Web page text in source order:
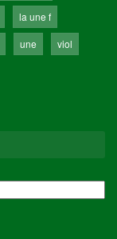
la une f
une
viol